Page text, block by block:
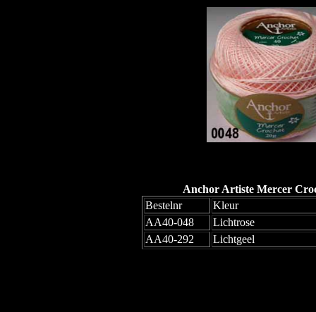
Anchor Artiste Mercer
Bestelnr
Kleur
AA40-048
Lichtrose
AA40-292
Lichtgeel